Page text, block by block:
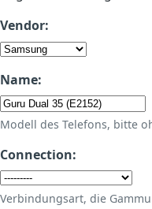
Vendor:
Name:
Modell des Telefons, bitte
Connection:
Verbindungsart, die